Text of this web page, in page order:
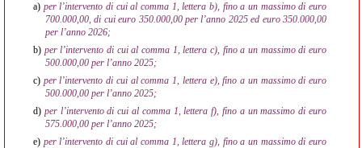
a) per l’intervento di cui al comma 1, lettera b), fino a un massimo di euro
700.000,00, di cui euro 350.000,00 per l’anno 2025 ed euro 350.000,00
per l’anno 2026;
b) per l’intervento di cui al comma 1, lettera c), fino a un massimo di euro
500.000,00 per l’anno 2025;
c) per l’intervento di cui al comma 1, lettera e), fino a un massimo di euro
500.000,00 per l’anno 2025;
d) per l’intervento di cui al comma 1, lettera f), fino a un massimo di euro
575.000,00 per l’anno 2025;
e) per l’intervento di cui al comma 1, lettera g), fino a un massimo di euro